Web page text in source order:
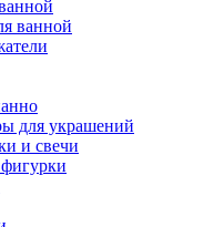
ванной
для украшений
и свечи